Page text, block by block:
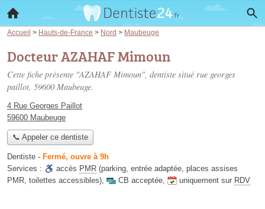
Accueil > Hauts-de-France > Nord > Maubeuge
Docteur AZAHAF Mimoun
Cette fiche présente "AZAHAF Mimoun", dentiste situé rue georges
paillot, 59600 Maubeuge.
4 Rue Georges Paillot
59600 Maubeuge
📞 Appeler ce dentiste
Dentiste - Fermé, ouvre à 9h
Services :
accès PMR (parking, entrée adaptée, places assises
PMR, toilettes accessibles), CB acceptée, uniquement sur RDV